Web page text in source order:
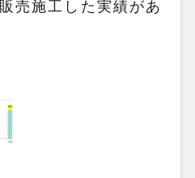
売施工した実績があ